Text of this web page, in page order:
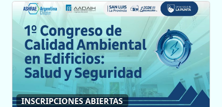
INSCRIPCIONES ABIERTAS